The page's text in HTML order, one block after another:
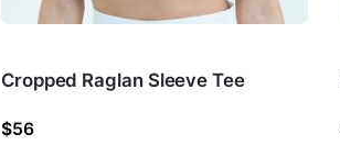
Cropped Raglan Sleeve Tee
$56